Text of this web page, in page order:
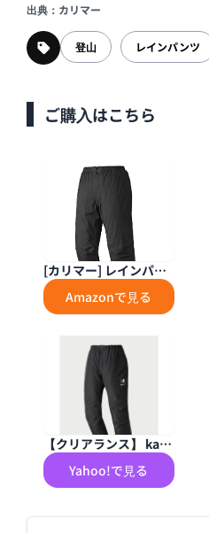
出典：カリマー
登山 レインパンツ
ご購入はこちら
[カリマー] レインパン
ツ メンズ GTX パック
ライトプラス パンツ G-
101362 9000 Black M
Amazonで見る
【クリアランス】 karri
mor カリマー G-TX パ
フォーマンス レイン パ
TX performance rain
Yahoo!で見る